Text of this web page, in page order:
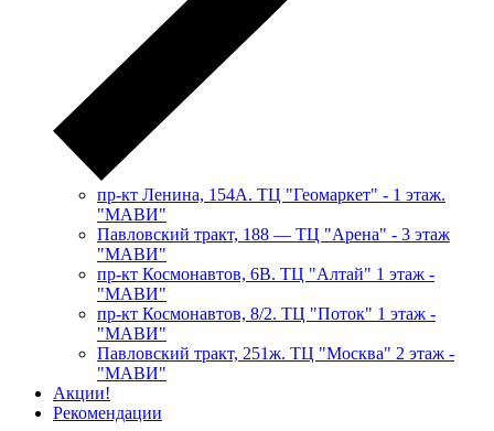
пр-кт Ленина, 154А. ТЦ "Геомаркет" - 1 этаж.
"МАВИ"
​Павловский тракт, 188 — ТЦ "Арена" - 3 этаж
"МАВИ"
пр-кт Космонавтов, 6В. ТЦ "Алтай" 1 этаж -
"МАВИ"
пр-кт Космонавтов, 8/2. ТЦ "Поток" 1 этаж -
"МАВИ"
Павловский тракт, 251ж. ТЦ "Москва" 2 этаж -
"МАВИ"
Акции!
Рекомендации